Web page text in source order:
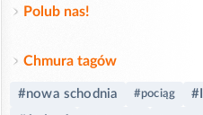
Polub nas!
Chmura tagów
#nowa schodnia #pociąg